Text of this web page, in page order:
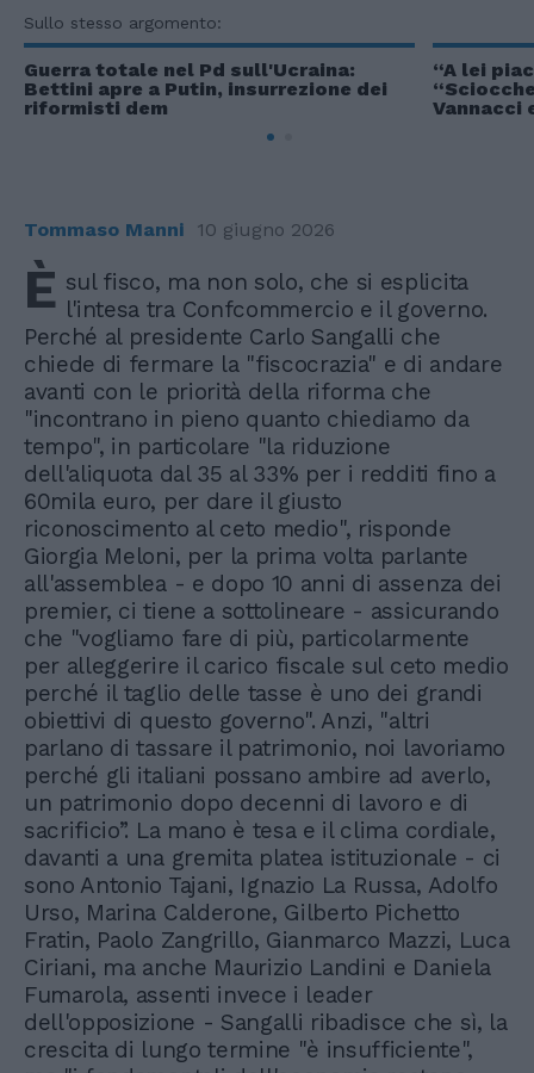
Sullo stesso argomento:
Guerra totale nel Pd sull'Ucraina:
Bettini apre a Putin, insurrezione dei
riformisti dem
“A lei
Vannacci
Tommaso Manni 10 giugno 2026
È sul fisco, ma non solo, che si esplicita
l'intesa tra Confcommercio e il governo.
Perché al presidente Carlo Sangalli che
chiede di fermare la "fiscocrazia" e di andare
avanti con le priorità della riforma che
"incontrano in pieno quanto chiediamo da
tempo", in particolare "la riduzione
dell'aliquota dal 35 al 33% per i redditi fino a
60mila euro, per dare il giusto
riconoscimento al ceto medio", risponde
Giorgia Meloni, per la prima volta parlante
all'assemblea - e dopo 10 anni di assenza dei
premier, ci tiene a sottolineare - assicurando
che "vogliamo fare di più, particolarmente
per alleggerire il carico fiscale sul ceto medio
perché il taglio delle tasse è uno dei grandi
obiettivi di questo governo". Anzi, "altri
parlano di tassare il patrimonio, noi lavoriamo
perché gli italiani possano ambire ad averlo,
un patrimonio dopo decenni di lavoro e di
sacrificio”. La mano è tesa e il clima cordiale,
davanti a una gremita platea istituzionale - ci
sono Antonio Tajani, Ignazio La Russa, Adolfo
Urso, Marina Calderone, Gilberto Pichetto
Fratin, Paolo Zangrillo, Gianmarco Mazzi, Luca
Ciriani, ma anche Maurizio Landini e Daniela
Fumarola, assenti invece i leader
dell'opposizione - Sangalli ribadisce che sì, la
crescita di lungo termine "è insufficiente",